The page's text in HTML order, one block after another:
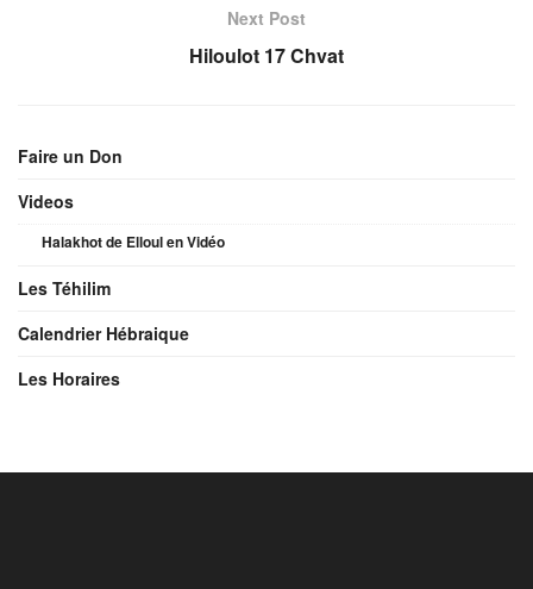
Next Post
Hiloulot 17 Chvat
Faire un Don
Videos
Halakhot de Elloul en Vidéo
Les Téhilim
Calendrier Hébraique
Les Horaires